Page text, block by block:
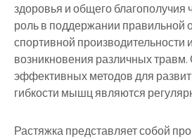
здоровья и общего благополучия
роль в поддержании правильной
спортивной
возникновения различных
эффективных методов для
гибкости мышц являются
Растяжка представляет собой